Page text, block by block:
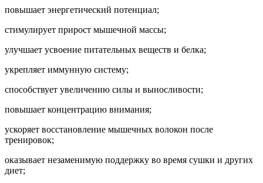
повышает энергетический потенциал;
стимулирует прирост мышечной массы;
улучшает усвоение питательных веществ и белка;
укрепляет иммунную систему;
способствует увеличению силы и выносливости;
повышает концентрацию внимания;
ускоряет восстановление мышечных волокон после
тренировок;
оказывает незаменимую поддержку во время сушки и других
диет;